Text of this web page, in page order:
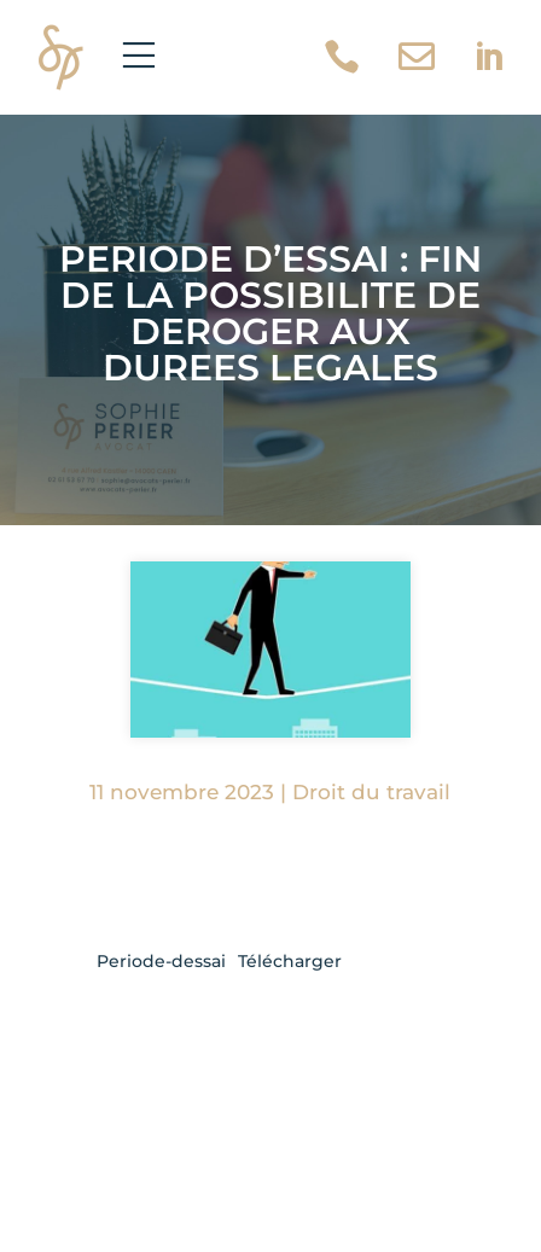
  
PERIODE D’ESSAI : FIN
DE LA POSSIBILITE DE
DEROGER AUX
DUREES LEGALES
11 novembre 2023 | Droit du travail
Periode-dessai Télécharger